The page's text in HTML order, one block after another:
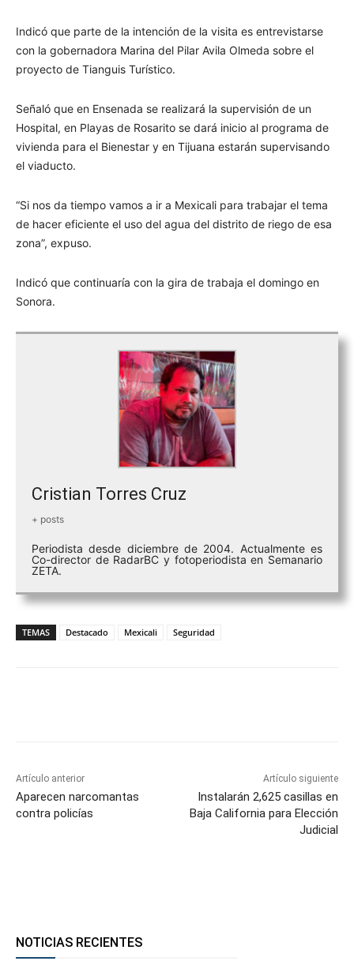
Indicó que parte de la intención de la visita es entrevistarse
con la gobernadora Marina del Pilar Avila Olmeda sobre el
proyecto de Tianguis Turístico.
Señaló que en Ensenada se realizará la supervisión de un
Hospital, en Playas de Rosarito se dará inicio al programa de
vivienda para el Bienestar y en Tijuana estarán supervisando
el viaducto.
“Si nos da tiempo vamos a ir a Mexicali para trabajar el tema
de hacer eficiente el uso del agua del distrito de riego de esa
zona”, expuso.
Indicó que continuaría con la gira de trabaja el domingo en
Sonora.
Cristian Torres Cruz
+ posts
Periodista desde diciembre de 2004. Actualmente es
Co-director de RadarBC y fotoperiodista en Semanario
ZETA.
TEMAS Destacado Mexicali Seguridad
Artículo anterior
Aparecen narcomantas
contra policías
Artículo siguiente
Instalarán 2,625 casillas en
Baja California para Elección
Judicial
NOTICIAS RECIENTES